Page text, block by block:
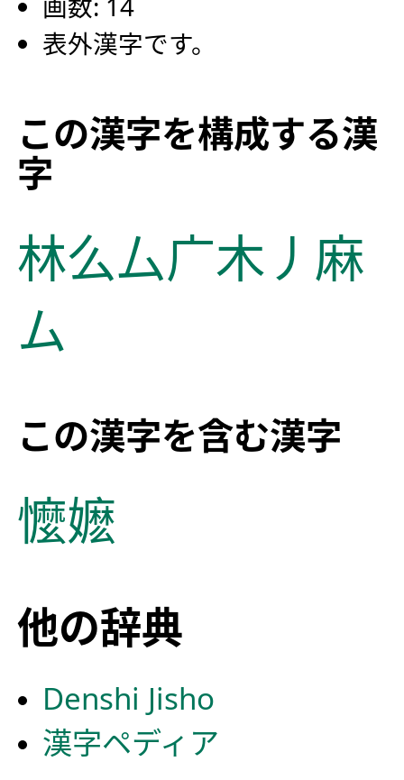
表外漢字です。
この漢字を構成する漢
字
林么厶广木丿 麻
ム
この漢字を含む漢字
懡嬷
他の辞典
Denshi Jisho
漢字ペディア